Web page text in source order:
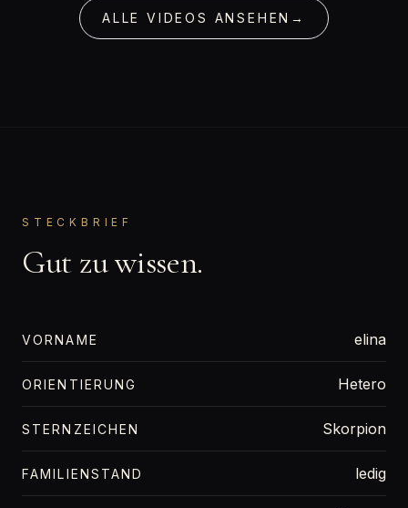
ALLE VIDEOS ANSEHEN →
STECKBRIEF
Gut zu wissen.
VORNAME elina
ORIENTIERUNG Hetero
STERNZEICHEN Skorpion
FAMILIENSTAND ledig